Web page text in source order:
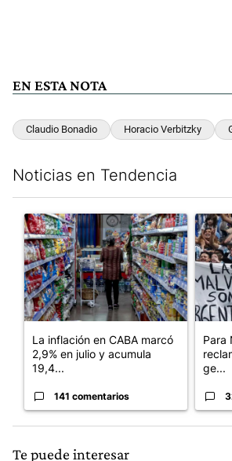
EN ESTA NOTA
Claudio Bonadio Horacio Verbitzky
Noticias en Tendencia
Un artículo de tendencia con el título
La inflación en CABA marcó
2,9% en julio y acumula
19,4...
141 comentarios
Un
Para
ge...